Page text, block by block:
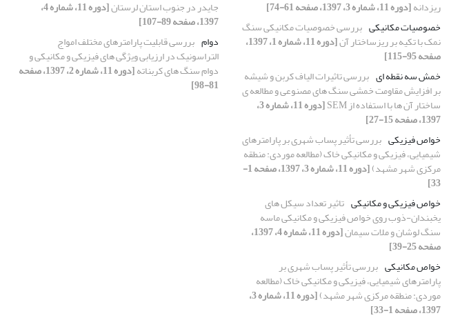
ریزدانه[دوره 11، شماره 3، 1397، صفحه 61-74]
خصوصیات مکانیکی بررسی خصوصیات مکانیکی سنگ
نمک با تکیه بر ریزساختار آن [دوره 11، شماره 1، 1397،
صفحه 95-115]
خمش سه نقطه ای بررسی تاثیرات الیاف کربن و شیشه
بر افزایش مقاومت خمشی سنگ های مصنوعی و مطالعه ی
ساختار آن ها با استفاده از SEM [دوره 11، شماره 3،
1397، صفحه 15-27]
خواص فیزیکی بررسی تأثیر پساب شهری بر پارامترهای
شیمیایی، فیزیکی و مکانیکی خاک (مطالعه موردی: منطقه
مرکزی شهر مشهد) [دوره 11، شماره 3، 1397، صفحه 1-
33]
خواص فیزیکی و مکانیکی تاثیر تعداد سیکل های
یخبندان-ذوب روی خواص فیزیکی و مکانیکی ماسه
سنگ لوشان و ملات سیمان [دوره 11، شماره 4، 1397،
صفحه 25-39]
خواص مکانیکی بررسی تأثیر پساب شهری بر
پارامترهای شیمیایی، فیزیکی و مکانیکی خاک (مطالعه
موردی: منطقه مرکزی شهر مشهد) [دوره 11، شماره 3،
1397، صفحه 1-33]
جایدر در جنوب استان لرستان [دوره 11، شماره 4،
1397، صفحه 89-107]
دوام بررسی قابلیت پارامترهای مختلف امواج
التراسونیک در ارزیابی ویژگی های فیزیکی و مکانیکی و
دوام سنگ های کربناته [دوره 11، شماره 2، 1397، صفحه
81-98]